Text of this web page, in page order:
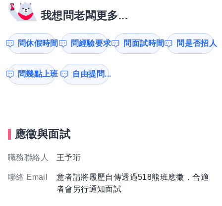
我想問老闆更多...
問休假時間 問經驗要求 問面試時間 問是否招人
問幾點上班 自由提問...
應徵與面試
職務聯絡人 王予珩
聯絡 Email
意者請將履歷自傳透過518熊班應徵，合適
者會另行通知面試